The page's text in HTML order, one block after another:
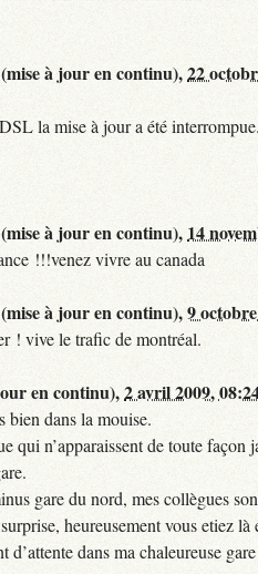
à jour en continu),22
la mise à jour a été
à jour en continu), 14
!!!venez vivre au canada
à jour en continu),9
! vive le trafic de montréal.
en continu),2 avril 2009,
bien dans la mouise.
qui n’apparaissent de toute façon
gare du nord, mes collègues
heureusement vous etiez là
d’attente dans ma chaleureuse